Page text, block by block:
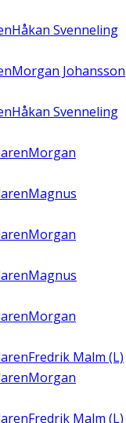
Håkan Svenneling
Morgan Johansson
Håkan Svenneling
Morgan
Magnus
Morgan
Magnus
Morgan
Fredrik Malm (L)
Morgan
Fredrik Malm (L)